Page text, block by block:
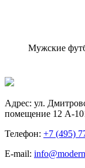
Мужские
Адрес: ул.
помещение 12 А-
Телефон: +7 (495)
E-mail: